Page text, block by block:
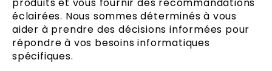
éclairées. Nous sommes déterminés à vous
aider à prendre des décisions informées pour
répondre à vos besoins informatiques
spécifiques.